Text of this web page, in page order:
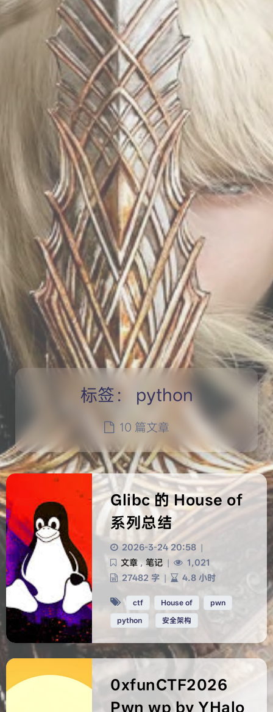
标签： python
10 篇文章
Glibc 的 House of
系列总结
2026-3-24 20:58 |
文章,笔记 |
1,021
27482 字 | 4.8 小时
ctf House of pwn
python 安全架构
0xfunCTF2026
Pwn wp by YHalo